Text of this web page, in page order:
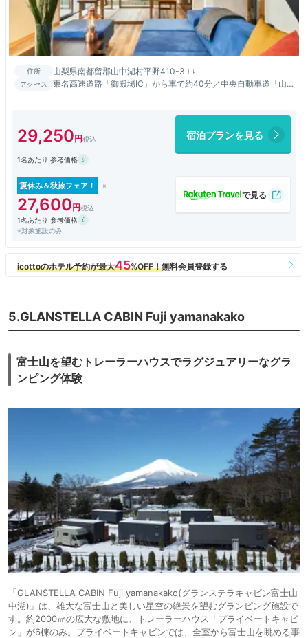
住所 山梨県南都留郡山中湖村平野410-3
アクセス
東名高速道路「御殿場IC」から車で約40分／中央自動車道「山
29,250 宿泊プランを見る
1名あたり 参考価格
夏休み＆秋旅フェア！
27,600
1名あたり 参考価格
※対象施設のみ
5.GLANSTELLA CABIN Fuji yamanakako
富士山を望むトレーラーハウスでラグジュアリーなグラ
ンピング体験
「GLANSTELLA CABIN Fuji yamanakako(グランステラキャビン富士山
中湖)」は、雄大な富士山と美しい星空の絶景を望むグランピング施設で
す。約2000㎡の広大な敷地に、トレーラーハウス「プライベートキャビ
ン」が6棟のみ。プライベートキャビンでは、全室から富士山を眺める事